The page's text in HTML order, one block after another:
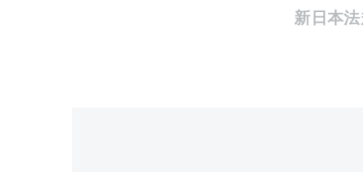
新日本